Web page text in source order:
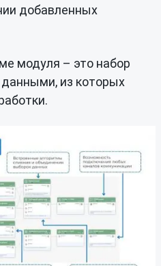
добавленных
модуля – это набор
из которых